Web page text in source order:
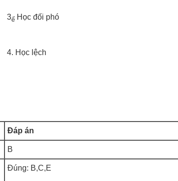
3ếHọc đối phó
4. Học lệch
Đáp án
B
Đúng: B,C,E